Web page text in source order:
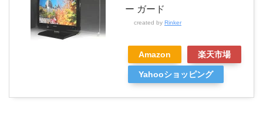
ー ガード
created by Rinker
Amazon 楽天市場
Yahooショッピング